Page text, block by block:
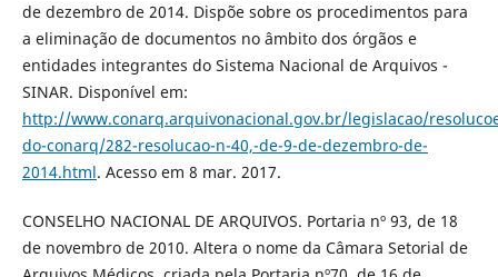
de dezembro de 2014. Dispõe sobre os procedimentos para
a eliminação de documentos no âmbito dos órgãos e
entidades integrantes do Sistema Nacional de Arquivos -
SINAR. Disponível em:
http://www.conarq.arquivonacional.gov.br/legislacao/
do-conarq/282-resolucao-n-40,-de-9-de-dezembro-de-
2014.html. Acesso em 8 mar. 2017.
CONSELHO NACIONAL DE ARQUIVOS. Portaria nº 93, de 18
de novembro de 2010. Altera o nome da Câmara Setorial de